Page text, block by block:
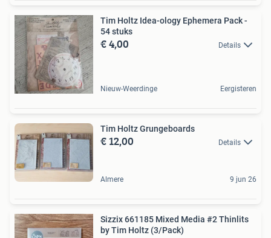
Tim Holtz Idea-ology Ephemera Pack -
54 stuks
€ 4,00 Details
Nieuw-Weerdinge Eergisteren
Tim Holtz Grungeboards
€ 12,00 Details
Almere 9 jun 26
Sizzix 661185 Mixed Media #2 Thinlits
by Tim Holtz (3/Pack)